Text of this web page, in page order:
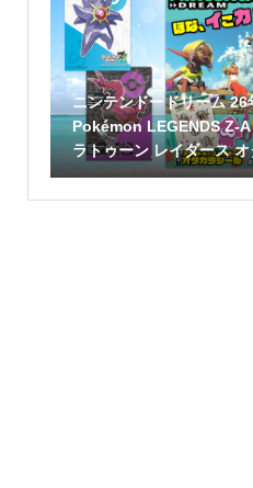
ニンテンドードリーム 26
Pokémon LEGENDS Z-
ラトゥーン レイダース